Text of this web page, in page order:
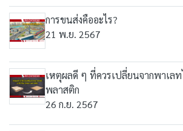
การขนส่งคืออะไร?
21 พ.ย. 2567
เหตุผลดี ๆ ที่ควรเปลี่ยนจากพาเล
พลาสติก
26 ก.ย. 2567